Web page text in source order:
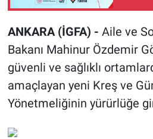
ANKARA (İGFA) - Aile ve
Bakanı Mahinur Özdemir
güvenli ve sağlıklı
amaçlayan yeni Kreş ve
Yönetmeliğinin yürürlüğe